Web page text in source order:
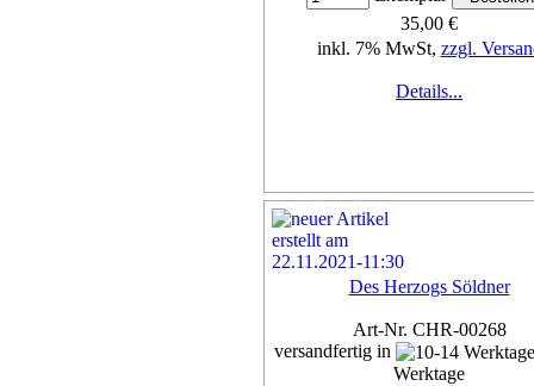
35,00 €
inkl. 7% MwSt, zzgl.
Details...
Des Herzogs Söldner
Art-Nr. CHR-00268
versandfertig in
Werktage